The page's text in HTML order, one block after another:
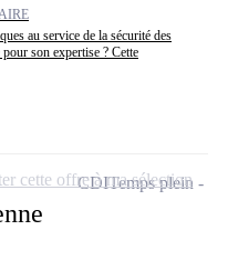
au service de la sécurité des
son expertise ? Cette
CDITemps plein
cette offre à ma sélection